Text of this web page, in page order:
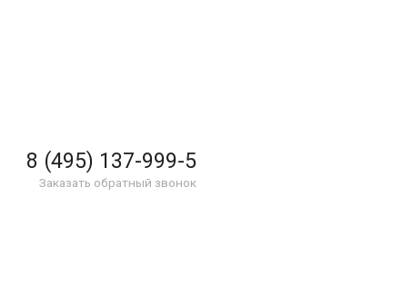
8 (495) 137-999-5
Заказать обратный звонок